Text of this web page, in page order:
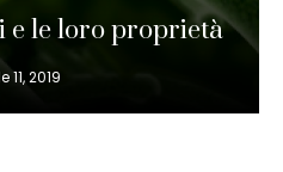
le loro proprietà
11, 2019